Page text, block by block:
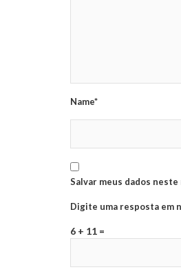
Name*
Salvar meus dados
Digite uma resposta em
6 + 11 =